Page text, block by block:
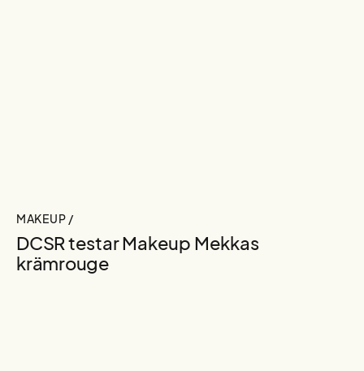
MAKEUP /
DCSR testar Makeup Mekkas
krämrouge